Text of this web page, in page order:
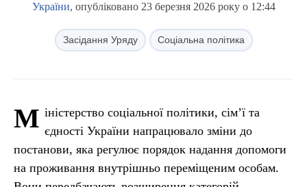
України, опубліковано 23 березня 2026 року о 12:44
Засідання Уряду Соціальна політика
М іністерство соціальної політики, сім’ї та
єдності України напрацювало зміни до
постанови, яка регулює порядок надання допомоги
на проживання внутрішньо переміщеним особам.